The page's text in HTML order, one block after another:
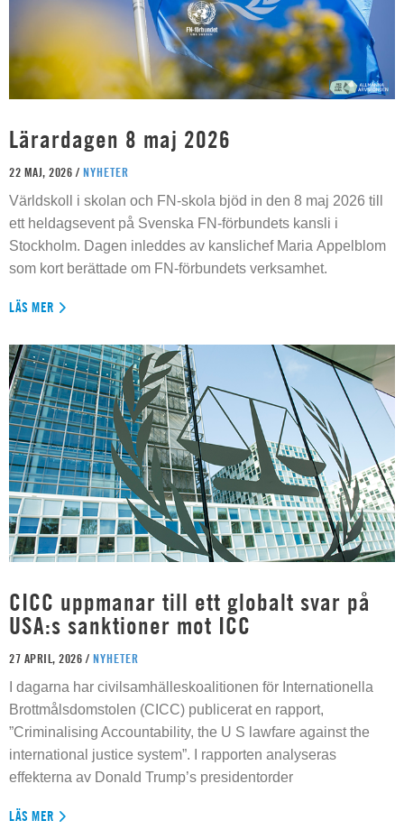
Lärardagen 8 maj 2026
22 MAJ, 2026 / NYHETER
Världskoll i skolan och FN-skola bjöd in den 8 maj 2026 till
ett heldagsevent på Svenska FN-förbundets kansli i
Stockholm. Dagen inleddes av kanslichef Maria Appelblom
som kort berättade om FN-förbundets verksamhet.
LÄS MER
CICC uppmanar till ett globalt svar på
USA:s sanktioner mot ICC
27 APRIL, 2026 / NYHETER
I dagarna har civilsamhälleskoalitionen för Internationella
Brottmålsdomstolen (CICC) publicerat en rapport,
”Criminalising Accountability, the U S lawfare against the
international justice system”. I rapporten analyseras
effekterna av Donald Trump’s presidentorder
LÄS MER